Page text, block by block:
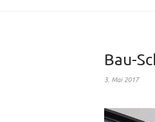
Bau-
3. Mai 2017